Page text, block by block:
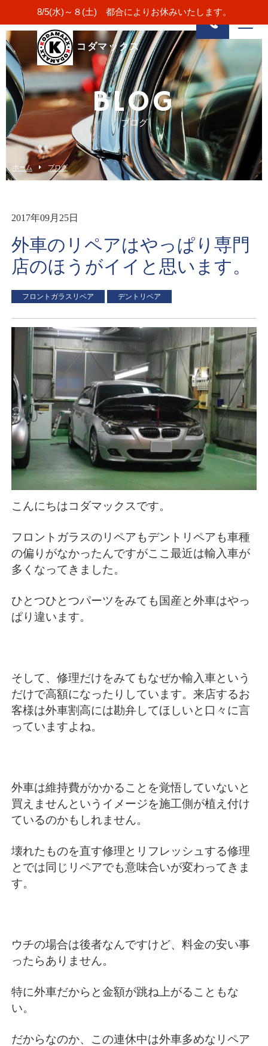
8/5(水)～８(土) 都合によりお休みいたします。
コダマックス
BLOG
ブログ
ホーム ブログ
2017年09月25日
外車のリペアはやっぱり専門
店のほうがイイと思います。
フロントガラスリペア デントリペア
こんにちはコダマックスです。
フロントガラスのリペアもデントリペアも車種
の偏りがなかったんですがここ最近は輸入車が
多くなってきました。
ひとつひとつパーツをみても国産と外車はやっ
ぱり違います。
そして、修理だけをみてもなぜか輸入車という
だけで高額になったりしています。来店するお
客様は外車割高には勘弁してほしいと口々に言
っていますよね。
外車は維持費がかかることを覚悟していないと
買えませんというイメージを施工側が植え付け
ているのかもしれません。
壊れたものを直す修理とリフレッシュする修理
とでは同じリペアでも意味合いが変わってきま
す。
ウチの場合は後者なんですけど、料金の安い事
ったらありません。
特に外車だからと金額が跳ね上がることもな
い。
だからなのか、この連休中は外車多めなリペア